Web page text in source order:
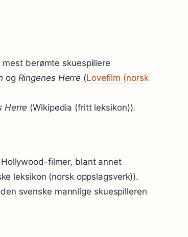
berømte skuespillere
og Ringenes Herre (Lovefilm (norsk
Herre (Wikipedia (fritt leksikon)).
filmer, blant annet
leksikon (norsk oppslagsverk)).
svenske mannlige skuespilleren